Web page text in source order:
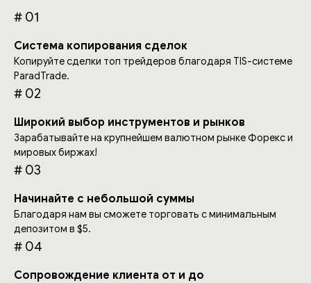
# 01
Система копирования сделок
Копируйте сделки топ трейдеров благодаря TIS-системе
ParadTrade.
# 02
Широкий выбор инструментов и рынков
Зарабатывайте на крупнейшем валютном рынке Форекс и
мировых биржах!
# 03
Начинайте с небольшой суммы
Благодаря нам вы сможете торговать с минимальным
депозитом в $5.
# 04
Сопровождение клиента от и до